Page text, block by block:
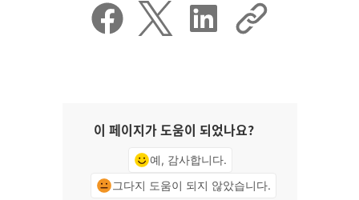
이 페이지가 도움이 되었나요?
예, 감사합니다.
그다지 도움이 되지 않았습니다.